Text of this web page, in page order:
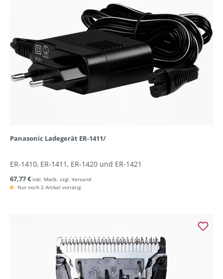
Panasonic Ladegerät ER-1411/
ER-1410, ER-1411, ER-1420 und ER-1421
67,77 € inkl. MwSt. zzgl. Versand
Nur noch 2 Artikel vorrätig